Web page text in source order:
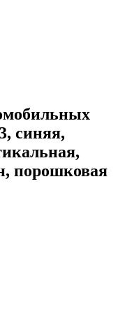
синяя,
порошковая